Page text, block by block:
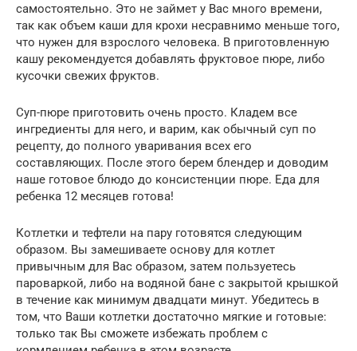
самостоятельно. Это не займет у Вас много времени,
так как объем каши для крохи несравнимо меньше того,
что нужен для взрослого человека. В приготовленную
кашу рекомендуется добавлять фруктовое пюре, либо
кусочки свежих фруктов.
Суп-пюре приготовить очень просто. Кладем все
ингредиенты для него, и варим, как обычный суп по
рецепту, до полного уваривания всех его
составляющих. После этого берем блендер и доводим
наше готовое блюдо до консистенции пюре. Еда для
ребенка 12 месяцев готова!
Котлетки и тефтели на пару готовятся следующим
образом. Вы замешиваете основу для котлет
привычным для Вас образом, затем пользуетесь
пароваркой, либо на водяной бане с закрытой крышкой
в течение как минимум двадцати минут. Убедитесь в
том, что Ваши котлетки достаточно мягкие и готовые:
только так Вы сможете избежать проблем с